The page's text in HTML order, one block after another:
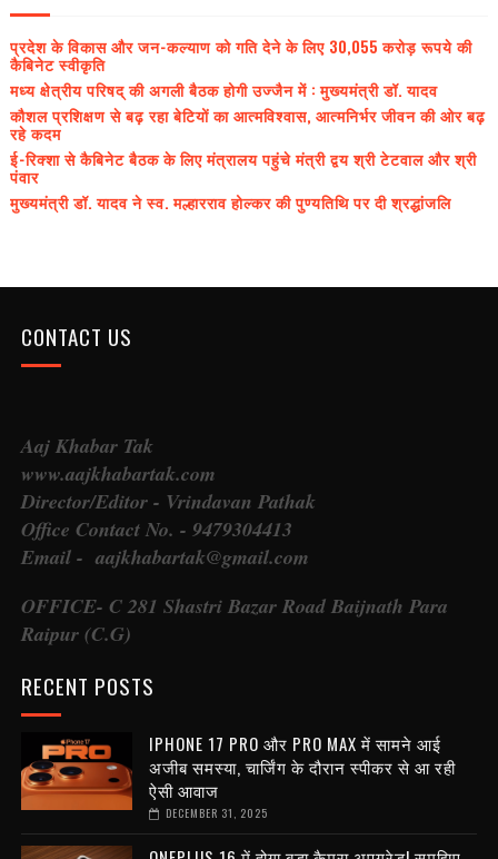
प्रदेश के विकास और जन-कल्याण को गति देने के लिए 30,055 करोड़ रूपये की
कैबिनेट स्वीकृति
मध्य क्षेत्रीय परिषद् की अगली बैठक होगी उज्जैन में : मुख्यमंत्री डॉ. यादव
कौशल प्रशिक्षण से बढ़ रहा बेटियों का आत्मविश्वास, आत्मनिर्भर जीवन की ओर बढ़
रहे कदम
ई-रिक्शा से कैबिनेट बैठक के लिए मंत्रालय पहुंचे मंत्री द्वय श्री टेटवाल और श्री
पंवार
मुख्यमंत्री डॉ. यादव ने स्व. मल्हारराव होल्कर की पुण्यतिथि पर दी श्रद्धांजलि
CONTACT US
Aaj Khabar Tak
www.aajkhabartak.com
Director/Editor - Vrindavan Pathak
Office Contact No. - 9479304413
Email - aajkhabartak@gmail.com
OFFICE- C 281 Shastri Bazar Road Baijnath Para
Raipur (C.G)
RECENT POSTS
IPHONE 17 PRO और PRO MAX में सामने आई
अजीब समस्या, चार्जिंग के दौरान स्पीकर से आ रही
ऐसी आवाज
DECEMBER 31, 2025